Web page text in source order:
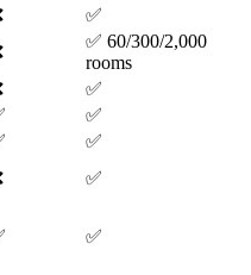
✅
✅ 60/300/2,000
rooms
✅
✅
✅
✅
✅